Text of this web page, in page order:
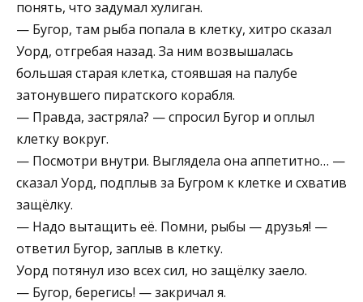
понять, что задумал хулиган.
— Бугор, там рыба попала в клетку, хитро сказал
Уорд, отгребая назад. За ним возвышалась
большая старая клетка, стоявшая на палубе
затонувшего пиратского корабля.
— Правда, застряла? — спросил Бугор и оплыл
клетку вокруг.
— Посмотри внутри. Выглядела она аппетитно… —
сказал Уорд, подплыв за Бугром к клетке и схватив
защёлку.
— Надо вытащить её. Помни, рыбы — друзья! —
ответил Бугор, заплыв в клетку.
Уорд потянул изо всех сил, но защёлку заело.
— Бугор, берегись! — закричал я.